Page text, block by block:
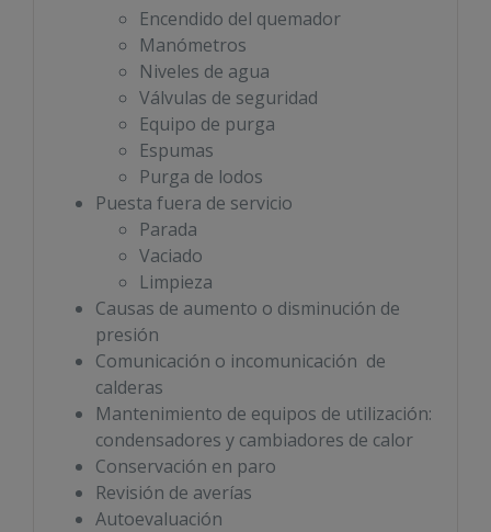
Encendido del quemador
Manómetros
Niveles de agua
Válvulas de seguridad
Equipo de purga
Espumas
Purga de lodos
Puesta fuera de servicio
Parada
Vaciado
Limpieza
Causas de aumento o disminución de
presión
Comunicación o incomunicación de
calderas
Mantenimiento de equipos de utilización:
condensadores y cambiadores de calor
Conservación en paro
Revisión de averías
Autoevaluación